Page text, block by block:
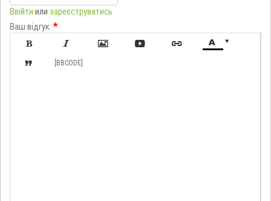
Ввійти или зареєструватись
Ваш відгук: *

     
 [BBCODE]